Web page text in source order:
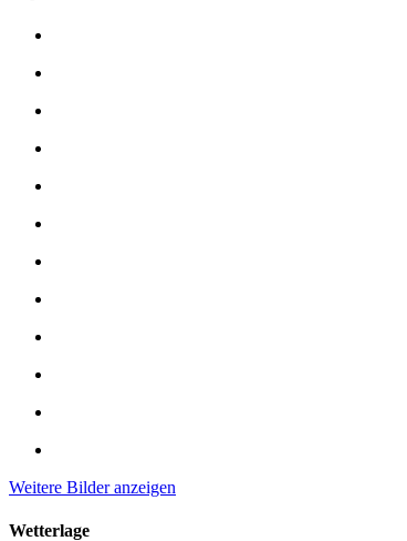
Weitere Bilder anzeigen
Wetterlage